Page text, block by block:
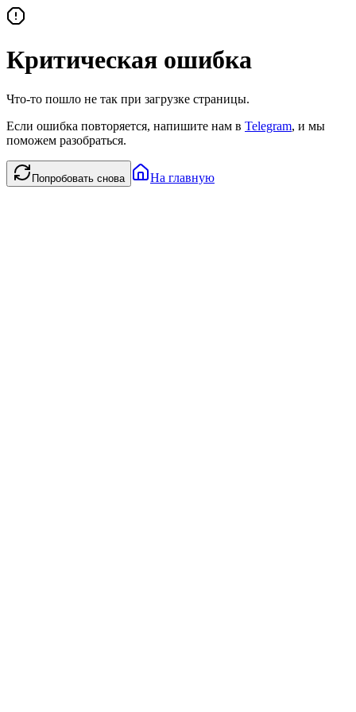
Критическая ошибка
Что-то пошло не так при загрузке страницы.
Если ошибка повторяется, напишите нам в Telegram, и мы
поможем разобраться.
Попробовать снова На главную